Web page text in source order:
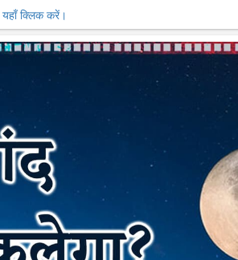
यहाँ क्लिक करें।